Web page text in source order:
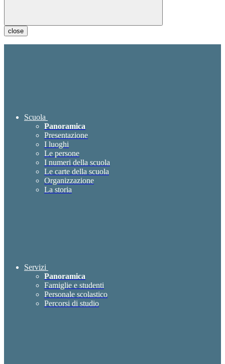
close
Scuola
Panoramica
Presentazione
I luoghi
Le persone
I numeri della scuola
Le carte della scuola
Organizzazione
La storia
Servizi
Panoramica
Famiglie e studenti
Personale scolastico
Percorsi di studio